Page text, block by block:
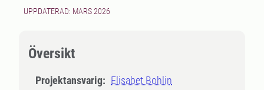
UPPDATERAD: MARS 2026
Översikt
Projektansvarig: Elisabet Bohlin